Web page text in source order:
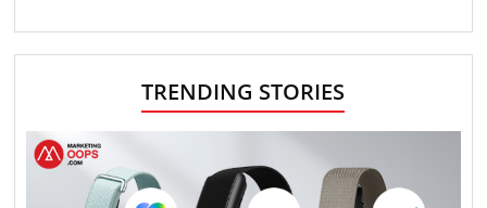
TRENDING STORIES